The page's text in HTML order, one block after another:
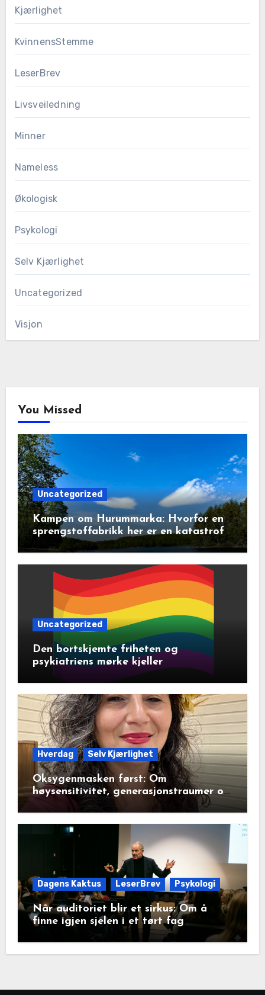
Kjærlighet
KvinnensStemme
LeserBrev
Livsveiledning
Minner
Nameless
Økologisk
Psykologi
Selv Kjærlighet
Uncategorized
Visjon
You Missed
Uncategorized
Kampen om Hurummarka: Hvorfor en
sprengstoffabrikk her er en katastrofe
for natur og lokalsamfunn
Uncategorized
Den bortskjemte friheten og
psykiatriens mørke kjeller
Hverdag Selv Kjærlighet
Oksygenmasken først: Om
høysensitivitet, generasjonstraumer og
det disiplinerte tunnelsynet
Dagens Kaktus LeserBrev Psykologi
Når auditoriet blir et sirkus: Om å
finne igjen sjelen i et tørt fag